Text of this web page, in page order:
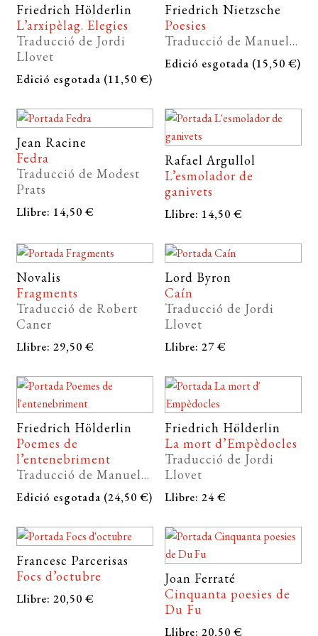
Friedrich Hölderlin
L’arxipèlag. Elegies
Traducció de Jordi
Llovet
Edició esgotada (11,50 €)
Friedrich Nietzsche
Poesies
Traducció de Manuel...
Edició esgotada (15,50 €)
Jean Racine
Fedra
Traducció de Modest
Prats
Llibre: 14,50 €
Rafael Argullol
L’esmolador de
ganivets
Llibre: 14,50 €
Novalis
Fragments
Traducció de Robert
Caner
Llibre: 29,50 €
Lord Byron
Caín
Traducció de Jordi
Llovet
Llibre: 27 €
Friedrich Hölderlin
Poemes de
l’entenebriment
Traducció de Manuel...
Edició esgotada (24,50 €)
Friedrich Hölderlin
La mort d’Empèdocles
Traducció de Jordi
Llovet
Llibre: 24 €
Francesc Parcerisas
Focs d’octubre
Llibre: 20,50 €
Joan Ferraté
Cinquanta poesies de
Du Fu
Llibre: 20,50 €